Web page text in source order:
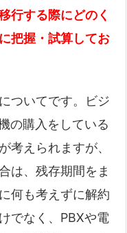
行する際にどのく
把握・試算してお
ついてです。ビジ
の購入をしている
考えられますが、
は、残存期間をま
何も考えずに解約
でなく、PBXや電